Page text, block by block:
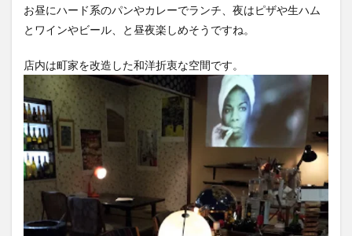
お昼にハード系のパンやカレーでランチ、夜はピザや生ハム
とワインやビール、と昼夜楽しめそうですね。
店内は町家を改造した和洋折衷な空間です。